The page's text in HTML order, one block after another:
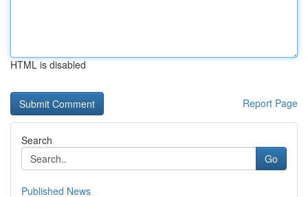
HTML is disabled
Report Page
Search
Go
Published News